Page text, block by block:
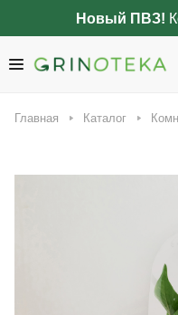
Новый ПВЗ!
Главная Каталог